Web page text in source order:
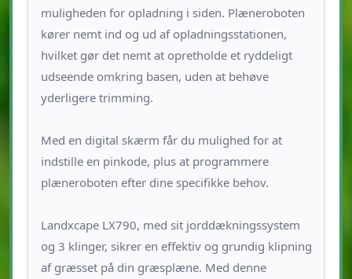
muligheden for opladning i siden. Plæneroboten
kører nemt ind og ud af opladningsstationen,
hvilket gør det nemt at opretholde et ryddeligt
udseende omkring basen, uden at behøve
yderligere trimming.
Med en digital skærm får du mulighed for at
indstille en pinkode, plus at programmere
plæneroboten efter dine specifikke behov.
Landxcape LX790, med sit jorddækningssystem
og 3 klinger, sikrer en effektiv og grundig klipning
af græsset på din græsplæne. Med denne